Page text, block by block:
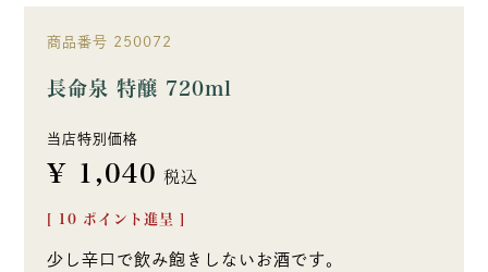
商品番号 250072
長命泉 特醸 720ml
当店特別価格
¥ 1,040 税込
10 ポイント進呈 ]
少し辛口で飲み飽きしないお酒です。